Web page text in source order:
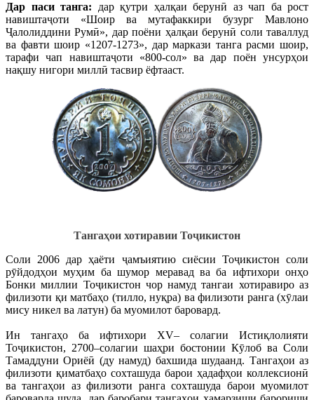
Дар паси танга: дар қутри ҳалқаи берунӣ аз чап ба рост
навиштаҷоти «Шоир ва мутафаккири бузург Мавлоно
Ҷалолиддини Румӣ», дар поёни ҳалқаи берунӣ соли таваллуд
ва фавти шоир «1207-1273», дар маркази танга расми шоир,
тарафи чап навиштаҷоти «800-сол» ва дар поён унсурҳои
нақшу нигори миллӣ тасвир ёфтааст.
Тангаҳои хотиравии Тоҷикистон
Соли 2006 дар ҳаёти ҷамъиятию сиёсии Тоҷикистон соли
рӯйдодҳои муҳим ба шумор меравад ва ба ифтихори онҳо
Бонки миллии Тоҷикистон чор намуд тангаи хотиравиро аз
филизоти қи матбаҳо (тилло, нуқра) ва филизоти ранга (хӯлаи
мису никел ва латун) ба муомилот баровард.
Ин тангаҳо ба ифтихори XV– солагии Истиқлолияти
Тоҷикистон, 2700–солагии шаҳри бостонии Кӯлоб ва Соли
Тамаддуни Ориёӣ (ду намуд) бахшида шудаанд. Тангаҳои аз
филизоти қиматбаҳо сохташуда барои ҳадафҳои коллексионӣ
ва тангаҳои аз филизоти ранга сохташуда барои муомилот